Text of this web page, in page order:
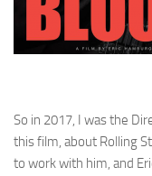
So in 2017, I was the
this film, about Rolling
to work with him, and